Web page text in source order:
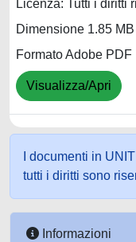
Licenza: Tutti i diritti
Dimensione 1.85 MB
Formato Adobe PDF
Visualizza/Apri
I documenti in
tutti i diritti sono
Informazioni